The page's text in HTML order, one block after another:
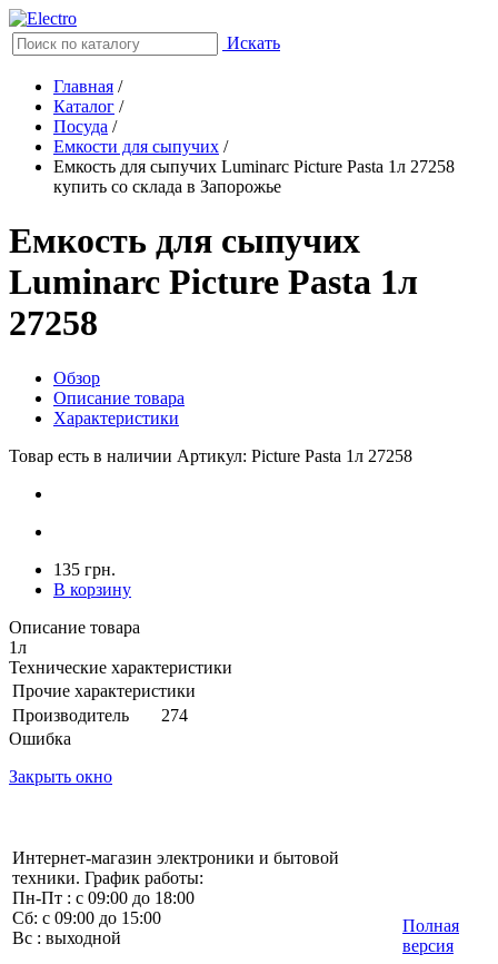
Искать
Главная /
Каталог /
Посуда /
Емкости для сыпучих /
Емкость для сыпучих Luminarc Picture Pasta 1л 27258
купить со склада в Запорожье
Емкость для сыпучих
Luminarc Picture Pasta 1л
27258
Обзор
Описание товара
Характеристики
Товар есть в наличии Артикул: Picture Pasta 1л 27258
135 грн.
В корзину
Описание товара
1л
Технические характеристики
Прочие характеристики
Производитель
274
Ошибка
Закрыть окно
Интернет-магазин электроники и бытовой
техники. График работы:
Пн-Пт : с 09:00 до 18:00
Сб: с 09:00 до 15:00
Вс : выходной
Полная
версия